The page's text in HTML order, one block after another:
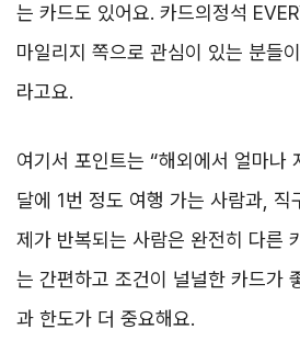
는 카드도 있어요. 카드의정석
마일리지 쪽으로 관심이 있는 분들
라고요.
여기서 포인트는 “해외에서 얼마나
달에 1번 정도 여행 가는 사람과, 직
제가 반복되는 사람은 완전히 다른
는 간편하고 조건이 널널한 카드가
과 한도가 더 중요해요.